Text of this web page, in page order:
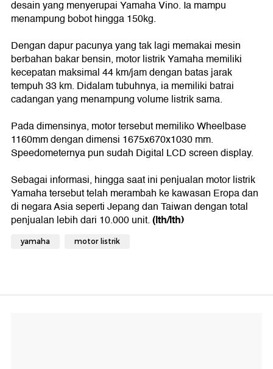
desain yang menyerupai Yamaha Vino. Ia mampu
menampung bobot hingga 150kg.
Dengan dapur pacunya yang tak lagi memakai mesin
berbahan bakar bensin, motor listrik Yamaha memiliki
kecepatan maksimal 44 km/jam dengan batas jarak
tempuh 33 km. Didalam tubuhnya, ia memiliki batrai
cadangan yang menampung volume listrik sama.
Pada dimensinya, motor tersebut memiliko Wheelbase
1160mm dengan dimensi 1675x670x1030 mm.
Speedometernya pun sudah Digital LCD screen display.
Sebagai informasi, hingga saat ini penjualan motor listrik
Yamaha tersebut telah merambah ke kawasan Eropa dan
di negara Asia seperti Jepang dan Taiwan dengan total
penjualan lebih dari 10.000 unit.(lth/lth)
yamaha motor listrik